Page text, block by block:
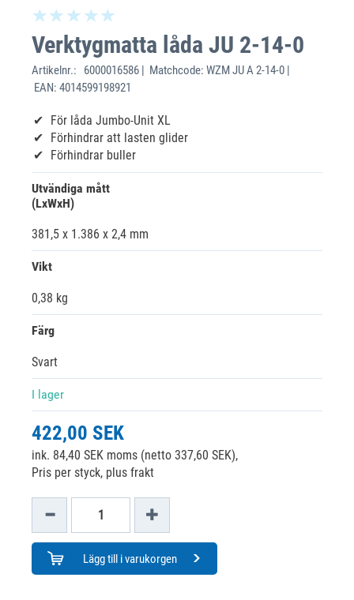
Verktygmatta låda JU 2-14-0
Artikelnr.:
6000016586 | Matchcode: WZM JU A 2-14-0 |
EAN: 4014599198921
För låda Jumbo-Unit XL
Förhindrar att lasten glider
Förhindrar buller
Utvändiga mått
(LxWxH)
381,5 x 1.386 x 2,4 mm
Vikt
0,38 kg
Färg
Svart
I lager
422,00 SEK
ink. 84,40 SEK moms (netto 337,60 SEK),
Pris per styck, plus frakt
Lägg till i varukorgen